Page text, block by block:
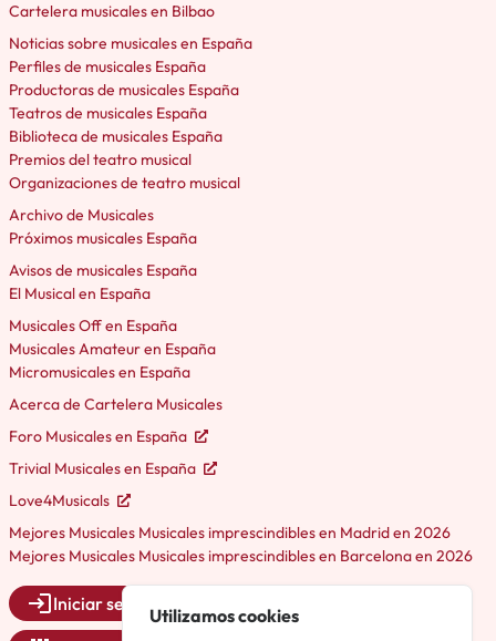
Cartelera musicales en Bilbao
Noticias sobre musicales en España
Perfiles de musicales España
Productoras de musicales España
Teatros de musicales España
Biblioteca de musicales España
Premios del teatro musical
Organizaciones de teatro musical
Archivo de Musicales
Próximos musicales España
Avisos de musicales España
El Musical en España
Musicales Off en España
Musicales Amateur en España
Micromusicales en España
Acerca de Cartelera Musicales
Foro Musicales en España
Trivial Musicales en España
Love4Musicals
Mejores Musicales Musicales imprescindibles en Madrid en 2026
Mejores Musicales Musicales imprescindibles en Barcelona en 2026
Iniciar sesión
Utilizamos cookies